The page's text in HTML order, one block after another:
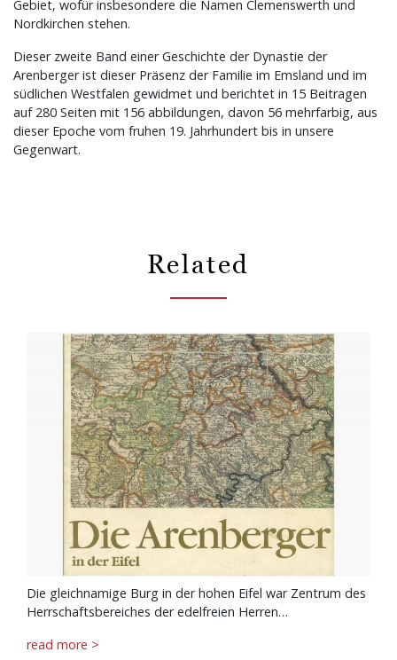
Gebiet, wofür insbesondere die Namen Clemenswerth und
Nordkirchen stehen.
Dieser zweite Band einer Geschichte der Dynastie der
Arenberger ist dieser Präsenz der Familie im Emsland und im
südlichen Westfalen gewidmet und berichtet in 15 Beitragen
auf 280 Seiten mit 156 abbildungen, davon 56 mehrfarbig, aus
dieser Epoche vom fruhen 19. Jahrhundert bis in unsere
Gegenwart.
Related
Die gleichnamige Burg in der hohen Eifel war Zentrum des
Herrschaftsbereiches der edelfreien Herren…
read more >